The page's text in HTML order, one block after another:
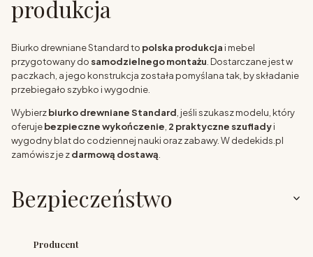
produkcja
Biurko drewniane Standard to polska produkcja i mebel
przygotowany do samodzielnego montażu . Dostarczane jest w
paczkach, a jego konstrukcja została pomyślana tak, by składanie
przebiegało szybko i wygodnie.
Wybierzbiurko drewniane Standard , jeśli szukasz modelu, który
oferujebezpieczne wykończenie 2 praktyczne szufladyi
wygodny blat do codziennej nauki oraz zabawy. W dedekids.pl
zamówisz je zdarmową dostawą
Bezpieczeństwo
Producent